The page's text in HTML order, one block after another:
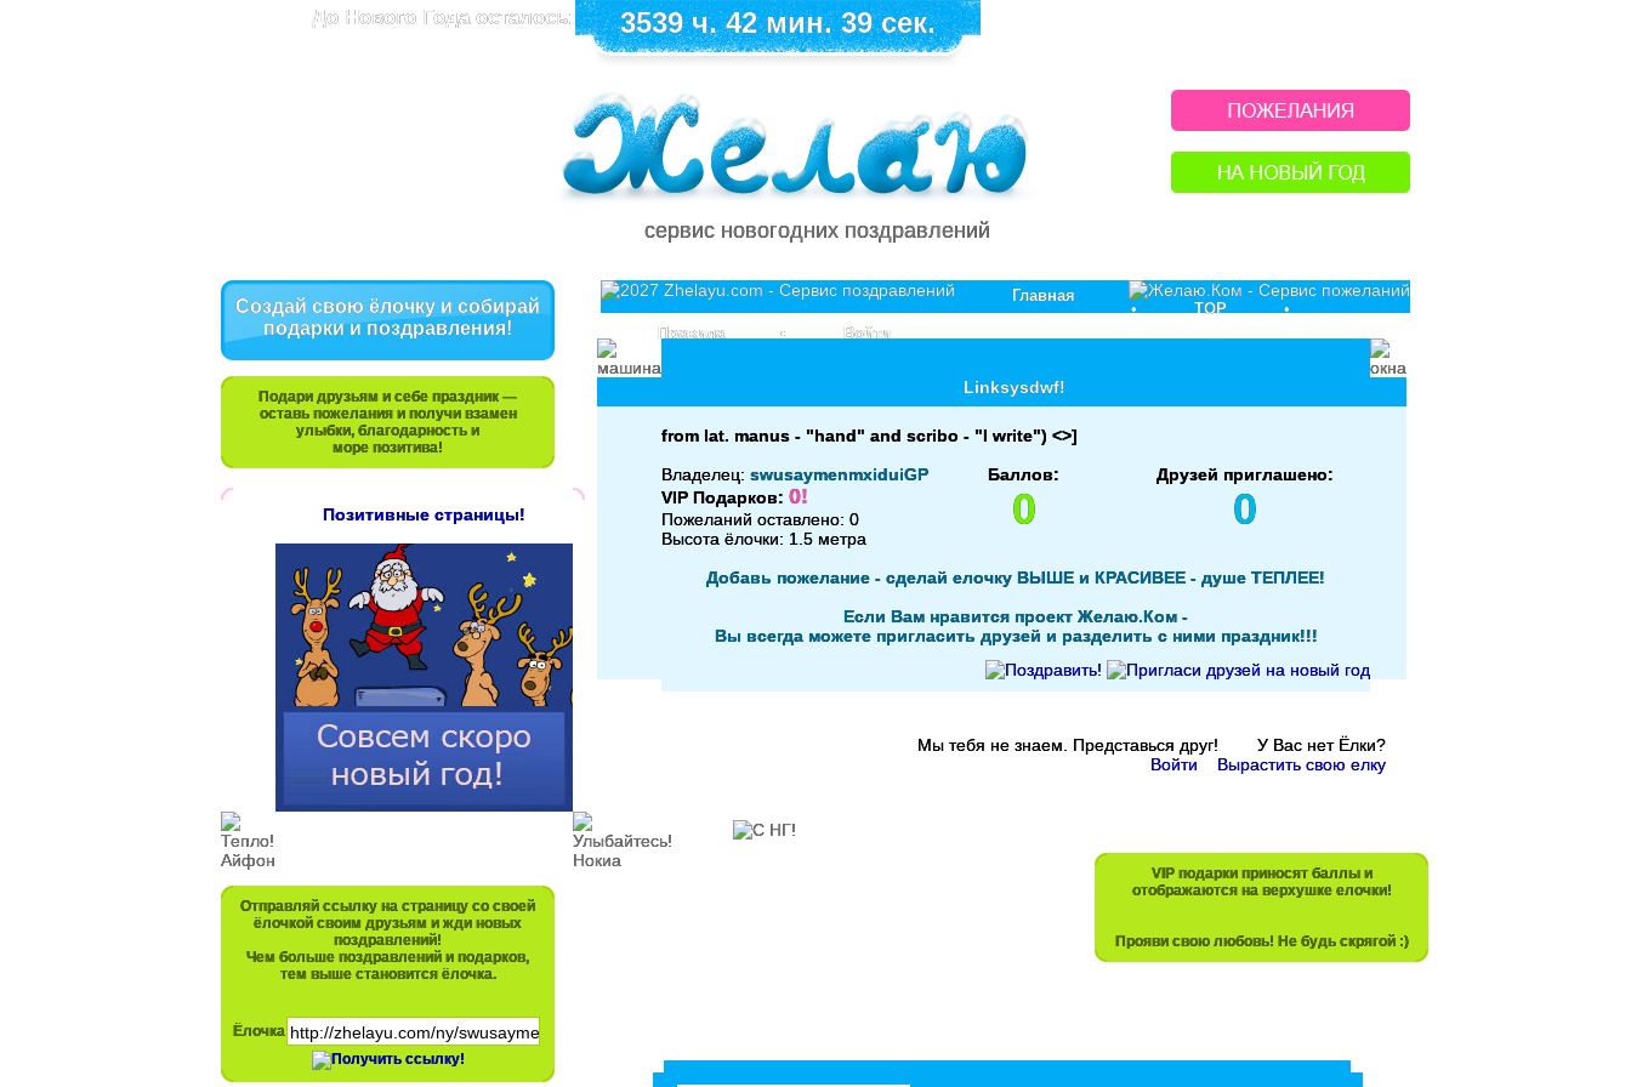
До Нового Года осталось: 3539 ч. 42 мин. 39 сек.
сервис новогодних поздравлений
Создай свою ёлочку и собирай
подарки и поздравления!
Подари друзьям и себе праздник —
оставь пожелания и получи взамен
улыбки, благодарность и
море позитива!
Позитивные страницы!
Отправляй ссылку на страницу со своей
ёлочкой своим друзьям и жди новых
поздравлений!
Чем больше поздравлений и подарков,
тем выше становится ёлочка.
Ёлочка
Главная
• TOP
•
Правила
• Войти
Linksysdwf!
from lat. manus - "hand" and scribo - "I write") <>]
Владелец: swusaymenmxiduiGP
VIP Подарков: 0!
Пожеланий оставлено: 0
Высота ёлочки: 1.5 метра
Баллов:
0
Друзей приглашено:
0
Добавь пожелание - сделай елочку ВЫШЕ и КРАСИВЕЕ - душе ТЕПЛЕЕ!
Если Вам нравится проект Желаю.Ком -
Вы всегда можете пригласить друзей и разделить с ними праздник!!!
VIP подарки приносят баллы и
отображаются на верхушке елочки!
Прояви свою любовь! Не будь скрягой :)
Мы тебя не знаем. Представься друг! У Вас нет Ёлки?
Войти
Вырастить свою елку